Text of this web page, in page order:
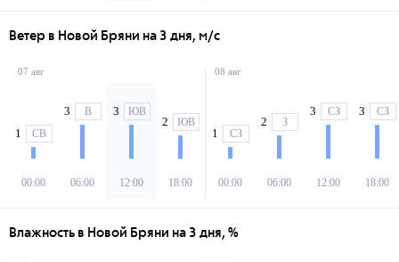
Ветер в Новой Бряни на 3 дня, м/с
07 авг
1 СВ
00:00
3 В
06:00
3 ЮВ
12:00
2 ЮВ
18:00
08 авг
1 СЗ
00:00
2 З
06:00
3 СЗ
12:00
3 СЗ
18:00
Влажность в Новой Бряни на 3 дня, %